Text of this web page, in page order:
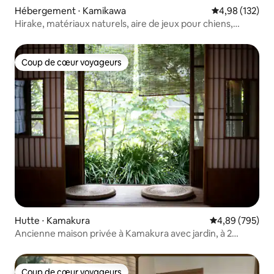
Hébergement ⋅ Kamikawa Évaluation
4,98 (132)
Hirake, matériaux naturels, aire de jeux pour chiens,
chaude, réduction pour les séjours prolongés
Coup de cœur voyageurs
Coup de cœur voyageurs
Hutte ⋅ Kamakura Évaluation
4,89 (795)
Ancienne maison privée à Kamakura avec jardin, à 2